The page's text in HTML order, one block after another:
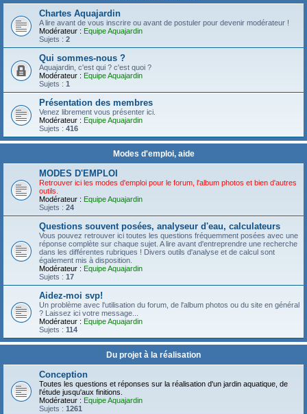
Chartes Aquajardin
A lire avant de vous inscrire ou avant de postuler pour devenir modérateur !
Modérateur : Equipe Aquajardin
Sujets : 2
Qui sommes-nous ?
Aquajardin, c'est qui ? c'est quoi ?
Modérateur : Equipe Aquajardin
Sujets : 1
Présentation des membres
Venez librement vous présenter ici.
Modérateur : Equipe Aquajardin
Sujets : 416
Modes d'emploi, aide
MODES D'EMPLOI
Retrouver ici les modes d'emploi pour le forum, l'album photos et bien d'autres
outils.
Modérateur : Equipe Aquajardin
Sujets : 24
Questions souvent posées, analyseur d'eau, calculateurs
Vous pouvez retrouver ici toutes les questions fréquemment posées avec une
réponse complète sur chaque sujet. A lire avant d'entreprendre une recherche
dans les différentes rubriques ! Divers outils d'analyse et de calcul sont
également mis à disposition.
Modérateur : Equipe Aquajardin
Sujets : 17
Aidez-moi svp!
Un problème avec l'utilisation du forum, de l'album photos ou du site en général
? Laissez ici votre message...
Modérateur : Equipe Aquajardin
Sujets : 114
Du projet à la réalisation
Conception
Toutes les questions et réponses sur la réalisation d'un jardin aquatique, de
l'étude jusqu'aux finitions.
Modérateur : Equipe Aquajardin
Sujets : 1261